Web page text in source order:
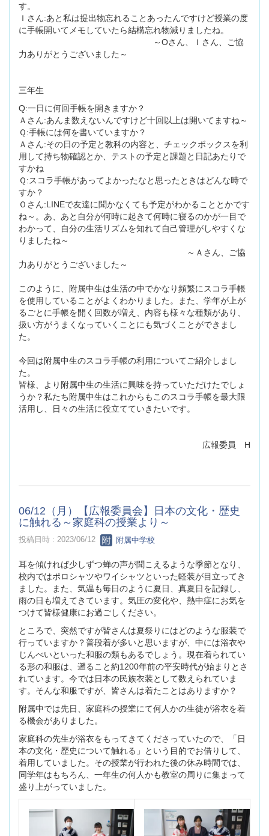
す。
Ｉさん:あと私は提出物忘れることあったんですけど授業の度
に手帳開いてメモしていたら結構忘れ物減りましたね。
～Oさん、Ｉさん、ご協
力ありがとうございました～
三年生
Q:一日に何回手帳を開きますか？
Ａさん:あんま数えないんですけど十回以上は開いてますね～
Ｑ:手帳には何を書いていますか？
Ａさん:その日の予定と教科の内容と、チェックボックスを利
用して持ち物確認とか、テストの予定と課題と日記あたりで
すかね
Ｑ:スコラ手帳があってよかったなと思ったときはどんな時で
すか？
Ｏさん:LINEで友達に聞かなくても予定がわかることとかです
ね～。あ、あと自分が何時に起きて何時に寝るのかが一目で
わかって、自分の生活リズムを知れて自己管理がしやすくな
りましたね～
～Ａさん、ご協
力ありがとうございました～
このように、附属中生は生活の中でかなり頻繁にスコラ手帳
を使用していることがよくわかりました。また、学年が上が
るごとに手帳を開く回数が増え、内容も様々な種類があり、
扱い方がうまくなっていくことにも気づくことができまし
た。
今回は附属中生のスコラ手帳の利用についてご紹介しまし
た。
皆様、より附属中生の生活に興味を持っていただけたでしょ
うか？私たち附属中生はこれからもこのスコラ手帳を最大限
活用し、日々の生活に役立てていきたいです。
広報委員 H
06/12（月）【広報委員会】日本の文化・歴史
に触れる～家庭科の授業より～
投稿日時 : 2023/06/12 附属中学校
耳を傾ければ少しずつ蝉の声が聞こえるような季節となり、
校内ではポロシャツやワイシャツといった軽装が目立ってき
ました。また、気温も毎日のように夏日、真夏日を記録し、
雨の日も増えてきています。気圧の変化や、熱中症にお気を
つけて皆様健康にお過ごしください。
ところで、突然ですが皆さんは夏祭りにはどのような服装で
行っていますか？普段着が多いと思いますが、中には浴衣や
じんべいといった和服の類もあるでしょう。現在着られてい
る形の和服は、遡ること約1200年前の平安時代が始まりとさ
れています。今では日本の民族衣装として数えられていま
す。そんな和服ですが、皆さんは着たことはありますか？
附属中では先日、家庭科の授業にて何人かの生徒が浴衣を着
る機会がありました。
家庭科の先生が浴衣をもってきてくださっていたので、「日
本の文化・歴史について触れる」という目的でお借りして、
着用していました。その授業が行われた後の休み時間では、
同学年はもちろん、一年生の何人かも教室の周りに集まって
盛り上がっていました。